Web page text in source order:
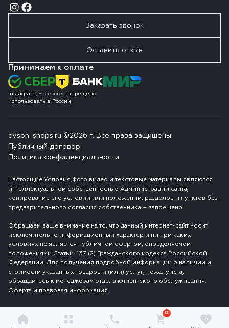
Заказать звонок
Оставить отзыв
Принимаем к оплате
Instagram, Facebook запрещено
использовать в России
dyson-shops.ru ©2026 г. Все права защищены.
Публичный договор
Политика конфиденциальности
Настоящие Условия,фото,видео и текстовые материалы являются
интеллектуальной собственностью Администрации сайта,
копирование его условий или положений, разделов и пунктов без
предварительного согласия собственника – запрещено.
Обращаем ваше внимание на то, что данный интернет-сайт носит
исключительно информационный характер и ни при каких
условиях не является публичной офертой, определяемой
положениями Статьи 437 (2) Гражданского кодекса Российской
Федерации. Для получения подробной информации о наличии и
стоимости указанных товаров и (или) услуг, пожалуйста,
обращайтесь к менеджерам отдела клиентского обслуживания.
Оферта и правовая информация.
0
0